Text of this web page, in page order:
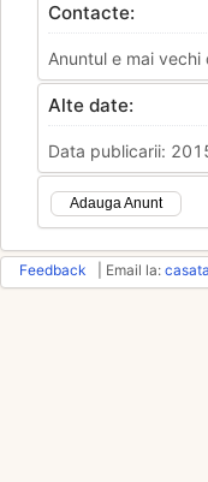
Contacte:
Anuntul e mai
Alte date:
Data publicarii:
Adauga Anunt
Feedback | Email la: